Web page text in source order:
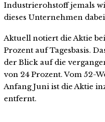
Industrierohstoff jemals
dieses Unternehmen
Aktuell notiert die Aktie
Prozent auf Tagesbasis.
der Blick auf die
von 24 Prozent. Vom 52-
Anfang Juni ist die Aktie
entfernt.